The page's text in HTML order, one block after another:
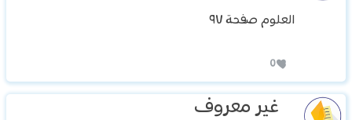
العلوم صفحة ٩٧
0
غير معروف